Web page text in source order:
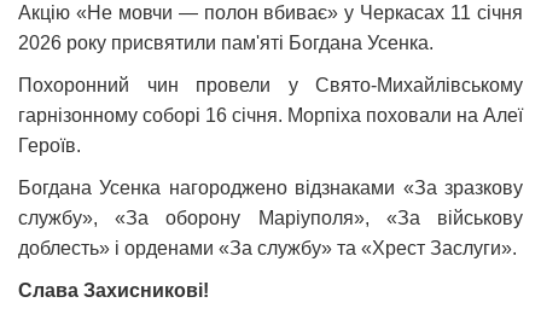
Акцію «Не мовчи — полон вбиває» у Черкасах 11 січня
2026 року присвятили пам'яті Богдана Усенка.
Похоронний чин провели у Свято-Михайлівському
гарнізонному соборі 16 січня. Морпіха поховали на Алеї
Героїв.
Богдана Усенка нагороджено відзнаками «За зразкову
службу», «За оборону Маріуполя», «За військову
доблесть» і орденами «За службу» та «Хрест Заслуги».
Слава Захисникові!